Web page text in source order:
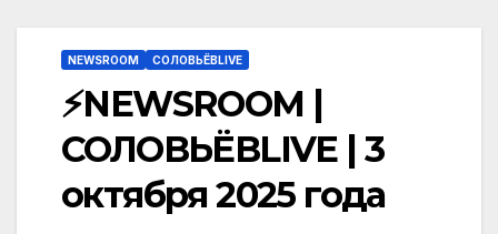
NEWSROOM СОЛОВЬЁВLIVE
⚡️NEWSROOM |
СОЛОВЬЁВLIVE | 3
октября 2025 года